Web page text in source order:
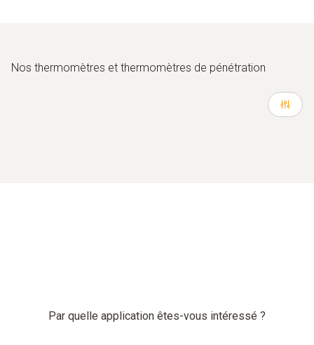
Nos thermomètres et thermomètres de pénétration
Par quelle application êtes-vous intéressé ?